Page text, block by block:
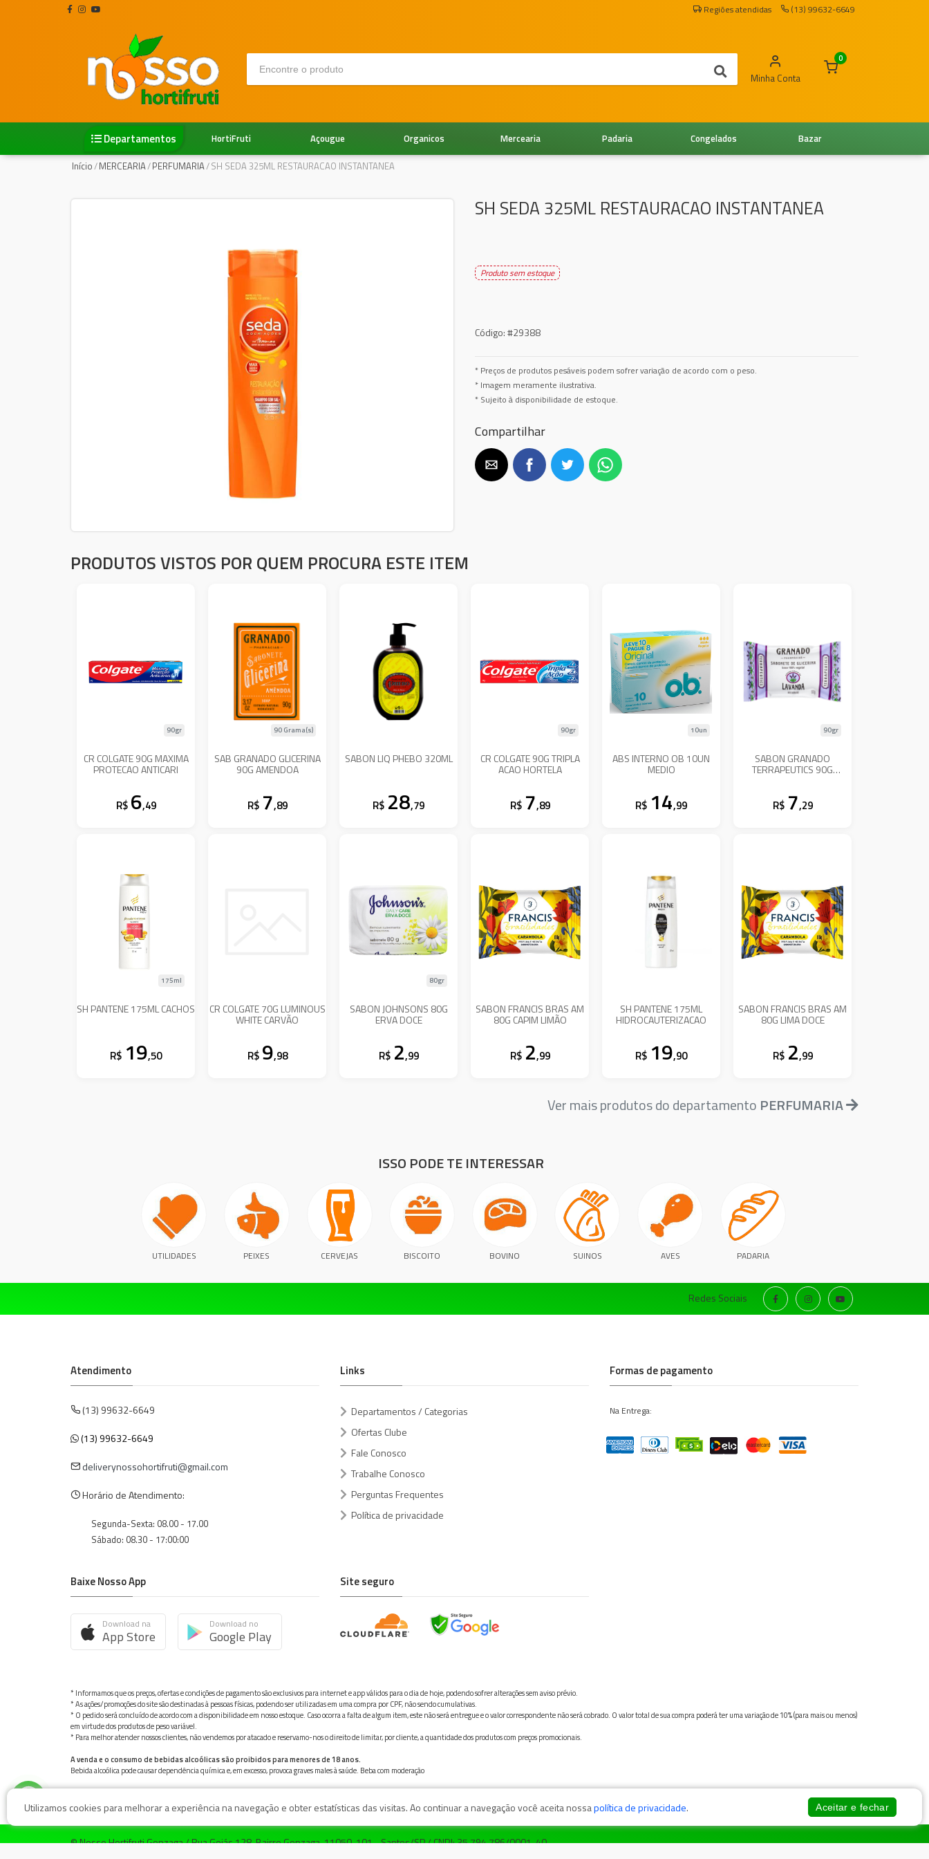
Regiões atendidas (13) 99632-6649
Minha Conta
0
Departamentos Bazar
Congelados
Padaria
Mercearia
Organicos
Açougue
HortiFruti
Início/MERCEARIA/PERFUMARIA/SH SEDA 325ML RESTAURACAO INSTANTANEA
SH SEDA 325ML RESTAURACAO INSTANTANEA
Produto sem estoque
Código:#29388
* Preços de produtos pesáveis podem sofrer variação de acordo com o peso.
* Imagem meramente ilustrativa.
* Sujeito à disponibilidade de estoque.
Compartilhar
PRODUTOS VISTOS POR QUEM PROCURA ESTE ITEM
CR COLGATE 90G MAXIMA
PROTECAO ANTICARI
90gr
R$ 6,49
SAB GRANADO GLICERINA
90G AMENDOA
90 Grama(s)
R$ 7,89
SABON LIQ PHEBO 320ML
R$ 28,79
CR COLGATE 90G TRIPLA
ACAO HORTELA
90gr
R$ 7,89
ABS INTERNO OB 10UN
MEDIO
10un
R$ 14,99
SABON GRANADO
TERRAPEUTICS 90G
90gr
R$ 7,29
SH PANTENE 175ML CACHOS
175ml
R$ 19,50
CR COLGATE 70G LUMINOUS
WHITE CARVÃO
R$ 9,98
SABON JOHNSONS 80G
ERVA DOCE
80gr
R$ 2,99
SABON FRANCIS BRAS AM
80G CAPIM LIMÃO
R$ 2,99
SH PANTENE 175ML
HIDROCAUTERIZACAO
R$ 19,90
SABON FRANCIS BRAS AM
80G LIMA DOCE
R$ 2,99
Ver mais produtos do departamento PERFUMARIA
ISSO PODE TE INTERESSAR
UTILIDADES PEIXES CERVEJAS BISCOITO BOVINO SUINOS AVES PADARIA
Redes Sociais
Atendimento
(13) 99632-6649
(13) 99632-6649
deliverynossohortifruti@gmail.com
Horário de Atendimento:
Segunda-Sexta: 08.00 - 17.00
Sábado: 08.30 - 17:00:00
Links
Departamentos / Categorias
Ofertas Clube
Fale Conosco
Trabalhe Conosco
Perguntas Frequentes
Política de privacidade
Formas de pagamento
Na Entrega:
Baixe Nosso App
Download na
App Store
Download no
Google Play
Site seguro
* Informamos que os preços, ofertas e condições de pagamento são exclusivos para internet e app válidos para o dia de hoje, podendo sofrer alterações sem aviso prévio.
* As ações/promoções do site são destinadas à pessoas físicas, podendo ser utilizadas em uma compra por CPF, não sendo cumulativas.
* O pedido será concluído de acordo com a disponibilidade em nosso estoque. Caso ocorra a falta de algum item, este não será entregue e o valor correspondente não será cobrado. O valor total de sua compra poderá ter uma variação de 10% (para mais ou menos)
em virtude dos produtos de peso variável.
* Para melhor atender nossos clientes, não vendemos por atacado e reservamo-nos o direito de limitar, por cliente, a quantidade dos produtos com preços promocionais.
A venda e o consumo de bebidas alcoólicas são proibidos para menores de 18 anos.
Bebida alcoólica pode causar dependência química e, em excesso, provoca graves males à saúde. Beba com moderação
© Nosso Hortifruti Gonzaga / Rua Goiás 128, Bairro Gonzaga, 11050-101 - Santos/SP / CNPJ: 35.794.786/0001-40
Utilizamos cookies para melhorar a experiência na navegação e obter estatísticas das visitas. Ao continuar a navegação você aceita nossapolítica de privacidade. Aceitar e fechar